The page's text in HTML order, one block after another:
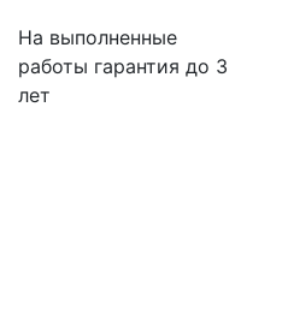
На выполненные
работы гарантия до 3
лет